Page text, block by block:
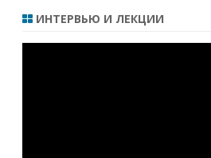
ИНТЕРВЬЮ И ЛЕКЦИИ
Видеоплеер